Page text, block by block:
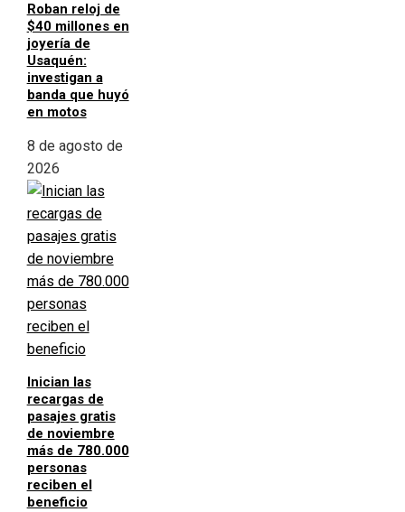
Roban reloj de
$40 millones en
joyería de
Usaquén:
investigan a
banda que huyó
en motos
8 de agosto de
2026
Inician las
recargas de
pasajes gratis
de noviembre
más de 780.000
personas
reciben el
beneficio